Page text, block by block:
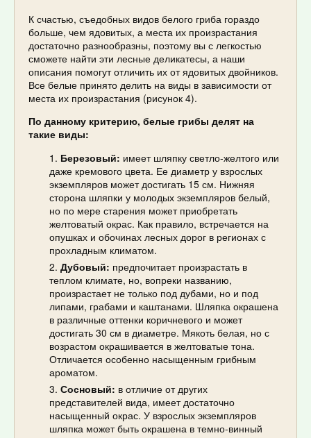
К счастью, съедобных видов белого гриба гораздо
больше, чем ядовитых, а места их произрастания
достаточно разнообразны, поэтому вы с легкостью
сможете найти эти лесные деликатесы, а наши
описания помогут отличить их от ядовитых двойников.
Все белые принято делить на виды в зависимости от
места их произрастания (рисунок 4).
По данному критерию, белые грибы делят на
такие виды:
Березовый: имеет шляпку светло-желтого или
даже кремового цвета. Ее диаметр у взрослых
экземпляров может достигать 15 см. Нижняя
сторона шляпки у молодых экземпляров белый,
но по мере старения может приобретать
желтоватый окрас. Как правило, встречается на
опушках и обочинах лесных дорог в регионах с
прохладным климатом.
Дубовый: предпочитает произрастать в
теплом климате, но, вопреки названию,
произрастает не только под дубами, но и под
липами, грабами и каштанами. Шляпка окрашена
в различные оттенки коричневого и может
достигать 30 см в диаметре. Мякоть белая, но с
возрастом окрашивается в желтоватые тона.
Отличается особенно насыщенным грибным
ароматом.
Сосновый: в отличие от других
представителей вида, имеет достаточно
насыщенный окрас. У взрослых экземпляров
шляпка может быть окрашена в темно-винный